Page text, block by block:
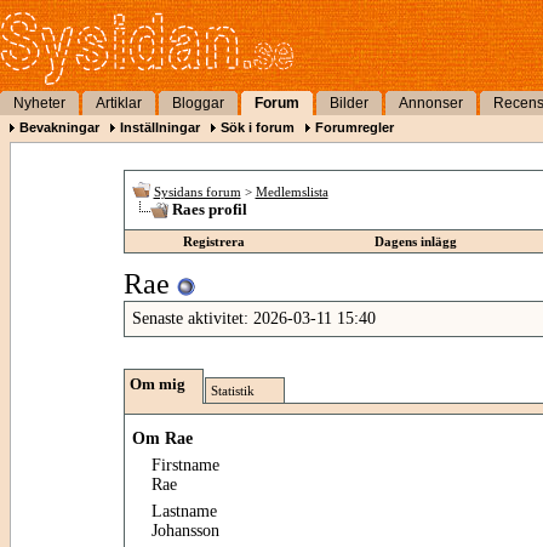
Nyheter Artiklar Bloggar Forum Bilder Annonser
Bevakningar Inställningar Sök i forum Forumregler
Sysidans forum > Medlemslista
Raes profil
Registrera Dagens inlägg
Rae
Senaste aktivitet: 2026-03-11 15:40
Om mig Statistik
Om Rae
Firstname
Rae
Lastname
Johansson